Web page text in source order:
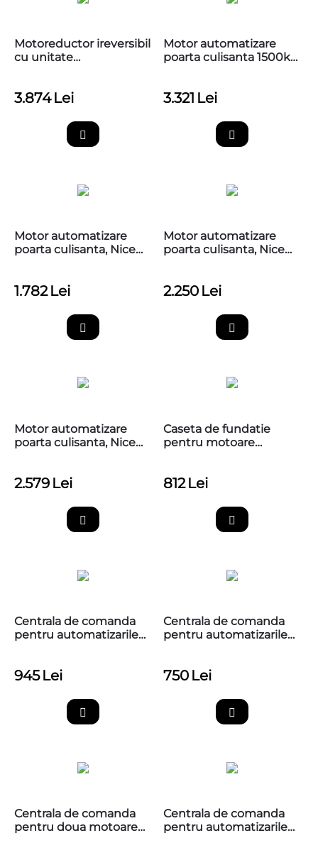
Motoreductor ireversibil
cu unitate
RUN1500P
3.874 Lei
Motor automatizare
poarta culisanta 1500kg,
3.321 Lei
Motor automatizare
poarta culisanta, Nice
1.782 Lei
Motor automatizare
poarta culisanta, Nice
2.250 Lei
Motor automatizare
poarta culisanta, Nice
2.579 Lei
Caseta de fundatie
pentru motoare
812 Lei
Centrala de comanda
pentru automatizarile
945 Lei
Centrala de comanda
pentru automatizarile
750 Lei
Centrala de comanda
pentru doua motoare
Centrala de comanda
pentru automatizarile